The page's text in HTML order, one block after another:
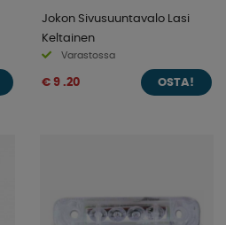
Jokon Sivusuuntavalo Lasi
Keltainen
Varastossa
€ 9 .20 OSTA!